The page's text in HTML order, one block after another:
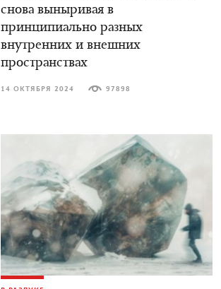
снова выныривая в
принципиально разных
внутренних и внешних
пространствах
14 ОКТЯБРЯ 2024 97898